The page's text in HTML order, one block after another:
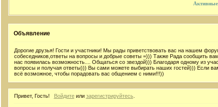
Объявление
Дорогие друзья! Гости и участники! Мы рады приветствовать вас на нашем
собеседников,ответы на вопросы и добрые советы =))) Также Рада
нас появилась возможность.... Общаться со звездой))) Благодаря одному из
вопросы и получая ответы))) Вы сами можете выбирать наших гостей))) Если
всё возможное, чтобы порадовать вас общением с ними!!!))
Привет, Гость! Войдитеили зарегистрируйтесь